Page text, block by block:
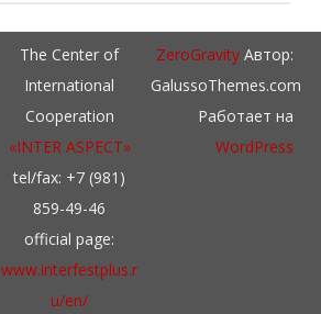
The Center of
International
Cooperation
«INTER ASPECT»
tel/fax: +7 (981)
859-49-46
official page:
www.interfestplus.r
u/en/
ZeroGravityАвтор:
GalussoThemes.com
Работает на
WordPress